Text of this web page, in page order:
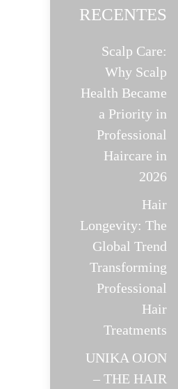
RECENTES
Scalp Care:
Why Scalp
Health Became
a Priority in
Professional
Haircare in
2026
Hair
Longevity: The
Global Trend
Transforming
Professional
Hair
Treatments
UNIKA OJON
– THE HAIR